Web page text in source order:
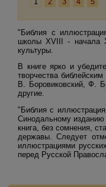
"Библия с
школы XVIII - начала
культуры.
В книге ярко и
творчества
В. Боровиковский, Ф.
другие.
"Библия с
Синодальному
книга, без сомнения,
державы. Следует
иллюстрациями
перед Русской